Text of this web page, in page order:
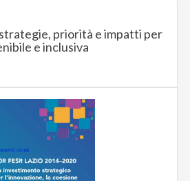
strategie, priorità e impatti per
e inclusiva